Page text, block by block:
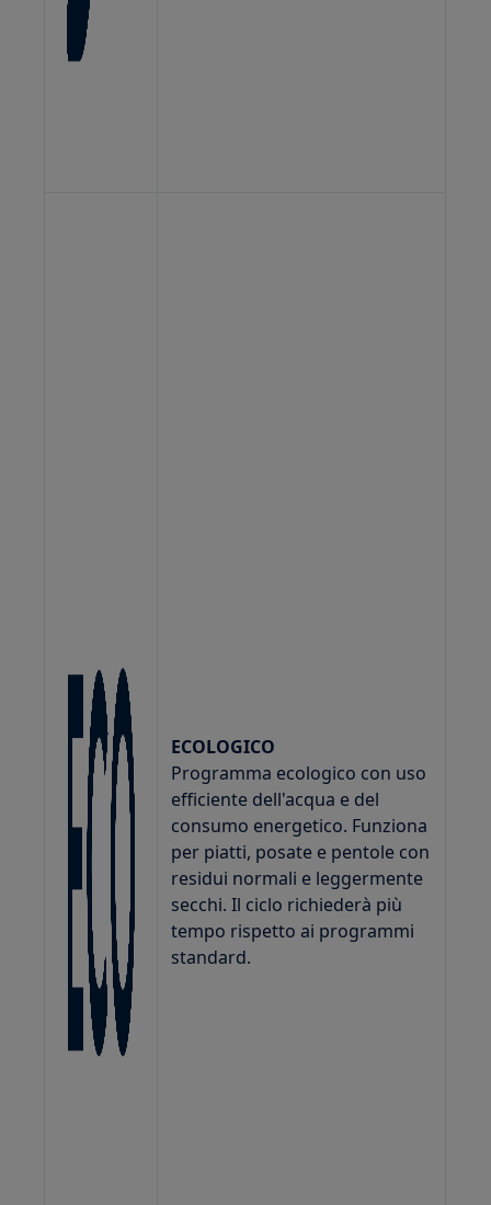
ECOLOGICO
Programma ecologico con uso
efficiente dell'acqua e del
consumo energetico. Funziona
per piatti, posate e pentole con
residui normali e leggermente
secchi. Il ciclo richiederà più
tempo rispetto ai programmi
standard.